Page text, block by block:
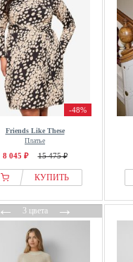
-48%
Friends Like These
Платье
8 045 ₽ 15 475 ₽
КУПИТЬ
3 цвета→